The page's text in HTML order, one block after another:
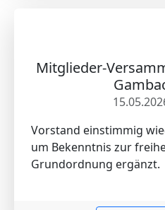
Mitglieder-
Vorstand einstimmig
um Bekenntnis zur
Grundordnung ergänzt.